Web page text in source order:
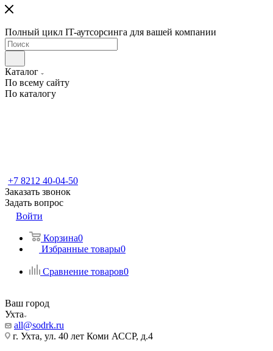
Полный цикл IT-аутсорсинга для вашей компании
Каталог
По всему сайту
По каталогу
+7 8212 40-04-50
Заказать звонок
Задать вопрос
Войти
Корзина0
Избранные товары0
Сравнение товаров0
Ваш город
Ухта
all@sodrk.ru
г. Ухта, ул. 40 лет Коми АССР, д.4